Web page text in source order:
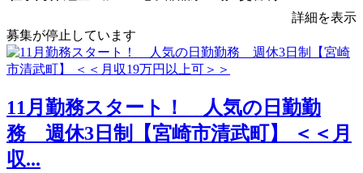
詳細を表示
募集が停止しています
11月勤務スタート！ 人気の日勤勤
務 週休3日制【宮崎市清武町】 ＜＜月
収...